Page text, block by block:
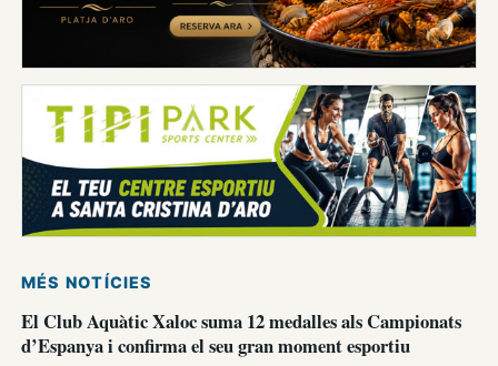
MÉS NOTÍCIES
El Club Aquàtic Xaloc suma 12 medalles als Campionats
d’Espanya i confirma el seu gran moment esportiu